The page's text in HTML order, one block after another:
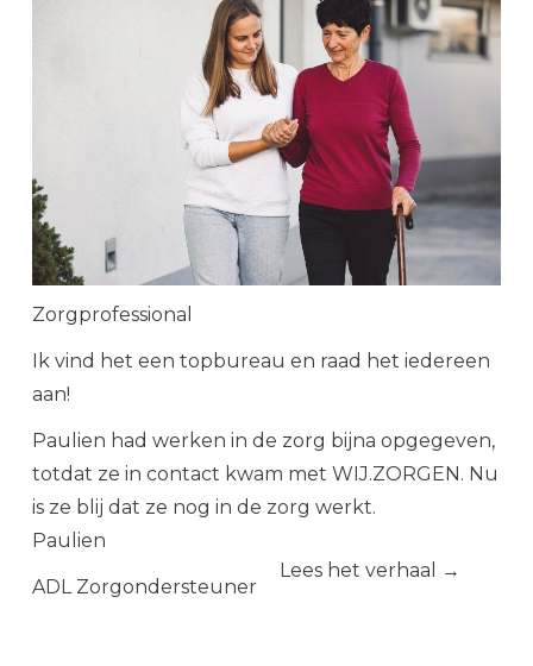
Zorgprofessional
Ik vind het een topbureau en raad het iedereen
aan!
Paulien had werken in de zorg bijna opgegeven,
totdat ze in contact kwam met WIJ.ZORGEN. Nu
is ze blij dat ze nog in de zorg werkt.
Paulien
ADL Zorgondersteuner
Lees het verhaal →